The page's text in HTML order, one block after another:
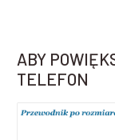
ABY
TELEFON